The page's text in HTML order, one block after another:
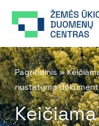
prie
Pagrindinis»
nustatymo